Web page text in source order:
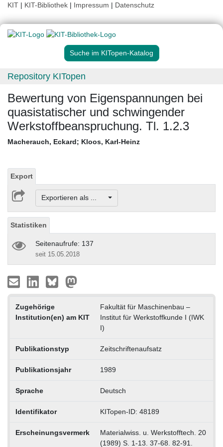
KIT | KIT-Bibliothek | Impressum | Datenschutz
Suche im KITopen-Katalog
Repository KITopen
Bewertung von Eigenspannungen bei
quasistatischer und schwingender
Werkstoffbeanspruchung. Tl. 1.2.3
Macherauch, Eckard; Kloos, Karl-Heinz
Export
Exportieren als ...
Statistiken
Seitenaufrufe: 137
seit 15.05.2018
Zugehörige
Institution(en) am KIT
Fakultät für Maschinenbau –
Institut für Werkstoffkunde I (IWK
I)
Publikationstyp Zeitschriftenaufsatz
Publikationsjahr 1989
Sprache Deutsch
Identifikator KITopen-ID: 48189
Erscheinungsvermerk
Materialwiss. u. Werkstofftech. 20
(1989) S. 1-13. 37-68. 82-91.